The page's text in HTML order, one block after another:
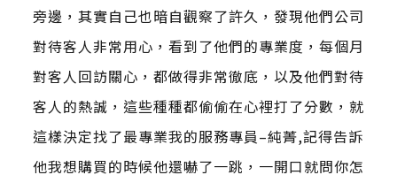
旁邊，其實自己也暗自觀察了許久，發現他們公司
對待客人非常用心，看到了他們的專業度，每個月
對客人回訪關心，都做得非常徹底，以及他們對待
客人的熱誠，這些種種都偷偷在心裡打了分數，就
這樣決定找了最專業我的服務專員–純菁,記得告訴
他我想購買的時候他還嚇了一跳，一開口就問你怎